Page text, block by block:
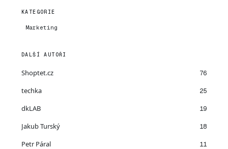
KATEGORIE
Marketing
DALŠÍ AUTOŘI
Shoptet.cz 76
techka 25
dkLAB 19
Jakub Turský 18
Petr Páral 11